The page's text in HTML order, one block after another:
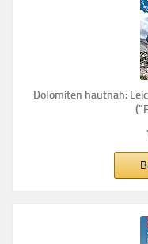
Dolomiten hautnah: